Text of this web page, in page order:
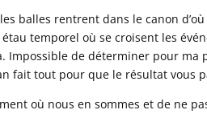
balles rentrent dans le canon
temporel où se croisent les
Impossible de déterminer pour ma
fait tout pour que le résultat vous
où nous en sommes et de ne